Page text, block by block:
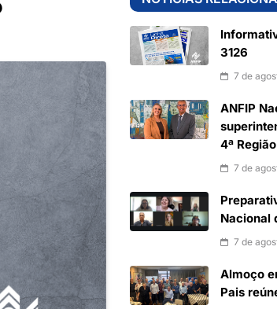
3126
7 de
ANFIP
4ª
7 de
Nacional
7 de
Almoço
Pais